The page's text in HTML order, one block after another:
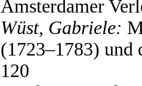
Amsterdamer
Wüst, Gabriele:
(1723–1783) und
120